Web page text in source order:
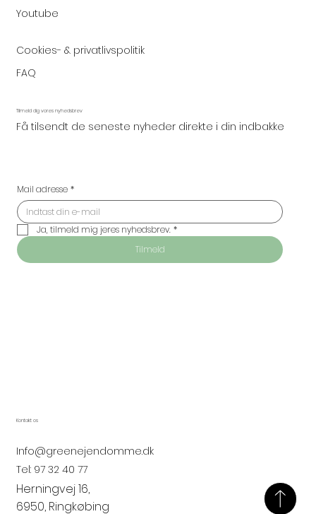
Youtube
Cookies- & privatlivspolitik
FAQ
Tilmeld dig vores nyhedsbrev
Få tilsendt de seneste nyheder direkte i din indbakke
Mail adresse *
Ja, tilmeld mig jeres nyhedsbrev. *
Tilmeld
Kontakt os
Info@greenejendomme.dk
Tel: 97 32 40 77
Herningvej 16,
6950, Ringkøbing